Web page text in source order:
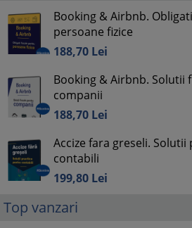
Booking & Airbnb.
persoane fizice
188,70 Lei
Booking & Airbnb. Solutii
companii
188,70 Lei
Accize fara greseli.
contabili
199,80 Lei
Top vanzari